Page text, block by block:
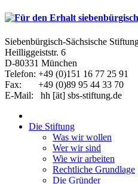
Siebenbürgisch-Sächsische
Heilliggeiststr. 6
D-80331 München
Telefon: +49 (0)151 16 77 25 91
Fax: +49 (0)89 95 44 33 70
E-Mail: hh [ät] sbs-stiftung.de
Die Stiftung
Was wir wollen
Wer wir sind
Wie wir arbeiten
Rechtliche Grundlage
Die Gründer